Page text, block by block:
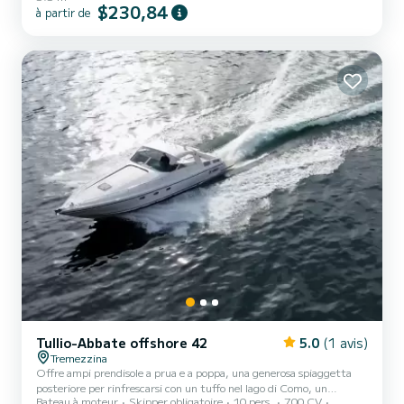
à partir de $230,84
Tullio-Abbate offshore 42 5.0 (1 avis)
Tremezzina
Offre ampi prendisole a prua e a poppa, una generosa spiaggetta
posteriore per rinfrescarsi con un tuffo nel lago di Como, un
Bateau à moteur Skipper obligatoire 10 pers.
700 CV